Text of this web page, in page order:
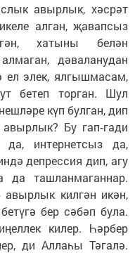
авырлык, хәсрәт
алган, җавапсыз
хатыны белән
дәваланудан
ел элек, ялгышмасам,
бетеп торган. Шул
күп булган, дип
Бу гап‑гади
интернетсыз да,
депрессия дип, агу
да ташланмаганнар.
килгән икән,
бер сәбәп була.
килер. Һәрбер
ди Аллаһы Тәгалә.